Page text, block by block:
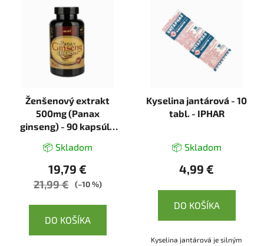
Ženšenový extrakt
500mg (Panax
ginseng) - 90 kapsúl -
📦 Skladom
19,79 €
21,99 € (–10 %)
DO KOŠÍKA
Kyselina jantárová - 10
tabl. - IPHAR
📦 Skladom
4,99 €
DO KOŠÍKA
Kyselina jantárová je silným